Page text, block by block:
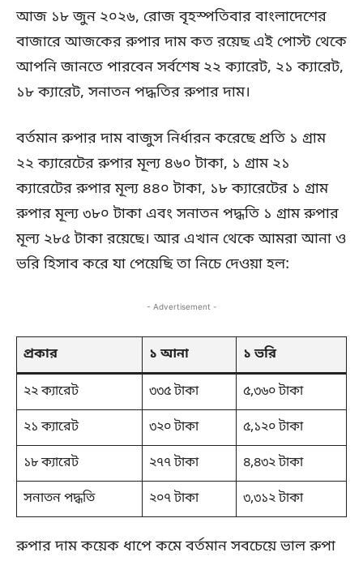
আজ ১৮ জুন ২০২৬, রোজ বৃহস্পতিবার বাংলাদেশের
বাজারে আজকের রুপার দাম কত রয়েছ এই পোস্ট থেকে
আপনি জানতে পারবেন সর্বশেষ ২২ ক্যারেট, ২১ ক্যারেট,
১৮ ক্যারেট, সনাতন পদ্ধতির রুপার দাম।
বর্তমান রুপার দাম বাজুস নির্ধারন করেছে প্রতি ১ গ্রাম
২২ ক্যারেটের রুপার মূল্য ৪৬০ টাকা, ১ গ্রাম ২১
ক্যারেটের রুপার মূল্য ৪৪০ টাকা, ১৮ ক্যারেটের ১ গ্রাম
রুপার মূল্য ৩৮০ টাকা এবং সনাতন পদ্ধতি ১ গ্রাম রুপার
মূল্য ২৮৫ টাকা রয়েছে। আর এখান থেকে আমরা আনা ও
ভরি হিসাব করে যা পেয়েছি তা নিচে দেওয়া হল:
- Advertisement -
প্রকার ১ আনা ১ ভরি
২২ ক্যারেট ৩৩৫ টাকা
৫,৩৬০ টাকা
২১ ক্যারেট
৩২০ টাকা
৫,১২০ টাকা
১৮ ক্যারেট
২৭৭ টাকা
৪,৪৩২ টাকা
সনাতন পদ্ধতি
২০৭ টাকা ৩,৩১২ টাকা
রুপার দাম কয়েক ধাপে কমে বর্তমান সবচেয়ে ভাল রুপা